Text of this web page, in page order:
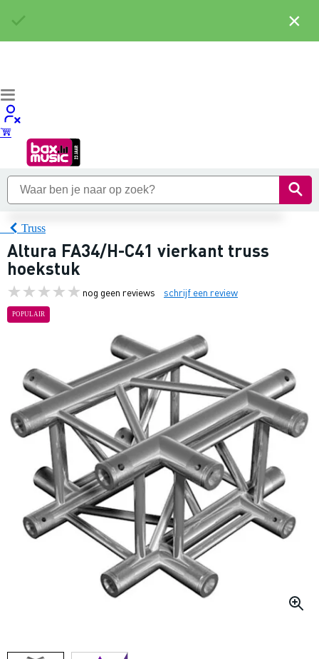
Truss
Altura FA34/H-C41 vierkant truss
hoekstuk
nog geen reviews schrijf een review
POPULAIR
×